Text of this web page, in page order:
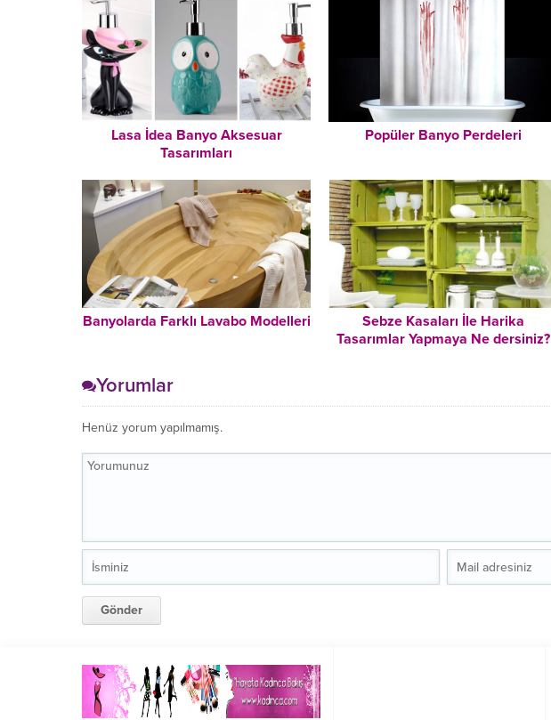
Lasa İdea Banyo Aksesuar
Tasarımları
Popüler Banyo Perdeleri
Banyolarda Farklı Lavabo Modelleri
Sebze Kasaları İle Harika
Tasarımlar Yapmaya Ne dersiniz?
Yorumlar
Henüz yorum yapılmamış.